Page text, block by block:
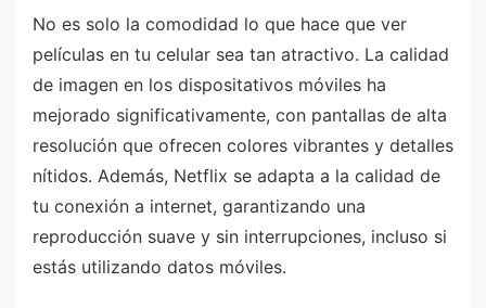
No es solo la comodidad lo que hace que ver
películas en tu celular sea tan atractivo. La calidad
de imagen en los dispositativos móviles ha
mejorado significativamente, con pantallas de alta
resolución que ofrecen colores vibrantes y detalles
nítidos. Además, Netflix se adapta a la calidad de
tu conexión a internet, garantizando una
reproducción suave y sin interrupciones, incluso si
estás utilizando datos móviles.